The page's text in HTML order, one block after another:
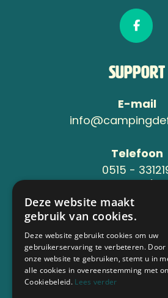
Support
E-mail
Telefoon
0515 -
06-24119734
Adres
8736 JB Reahûs
Aangesloten
Deze website maakt
gebruik van cookies.
Deze website gebruikt cookies om uw
gebruikerservaring te verbeteren. Door
onze website te gebruiken, stemt u in
alle cookies in overeenstemming met
Cookiebeleid. Lees verder